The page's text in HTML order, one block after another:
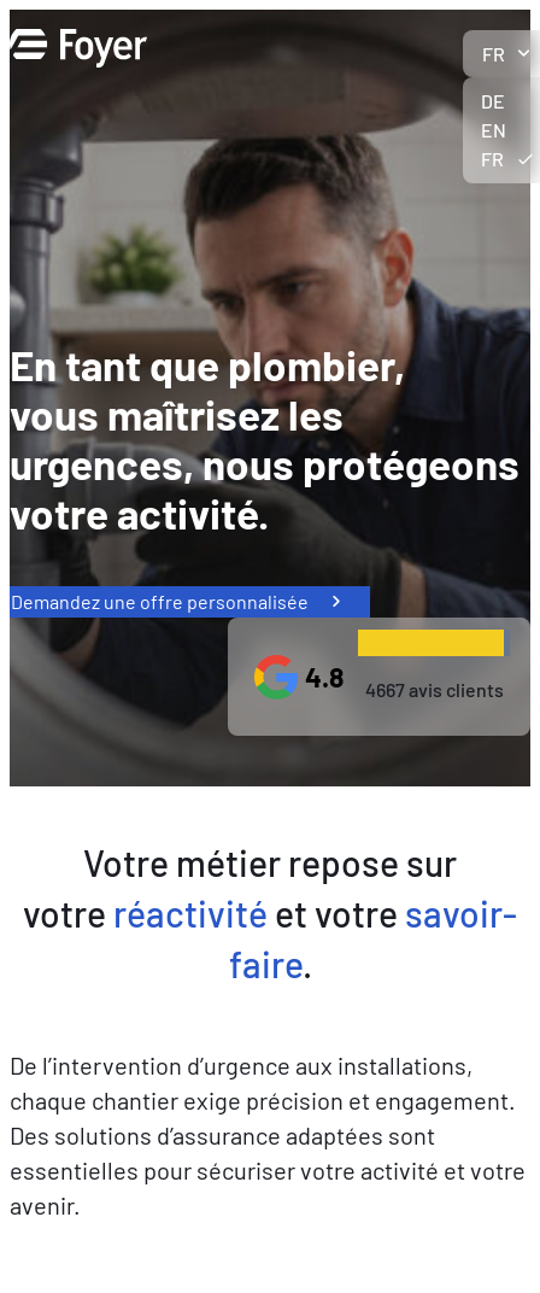
au
FR
DE
EN
FR
En tant que plombier,
vous maîtrisez les
urgences, nous protégeons
votre activité.
Demandez une offre personnalisée
4.8 4667 avis clients
Votre métier repose sur
votre réactivité et votre savoir-
faire.
De l’intervention d’urgence aux installations,
chaque chantier exige précision et engagement.
Des solutions d’assurance adaptées sont
essentielles pour sécuriser votre activité et votre
avenir.